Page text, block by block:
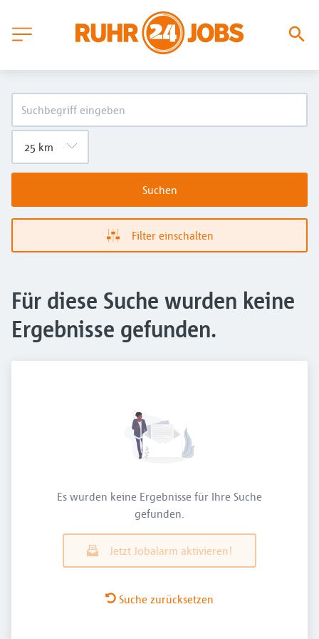
Suchen
Filter einschalten
Für diese Suche wurden keine
Ergebnisse gefunden.
Es wurden keine Ergebnisse für Ihre Suche
gefunden.
Jetzt Jobalarm aktivieren!
Suche zurücksetzen